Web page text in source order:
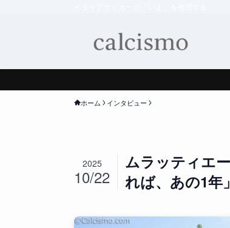
ホーム インタビュー
ムラッティエ
れば、あの1年」
2025
10/22